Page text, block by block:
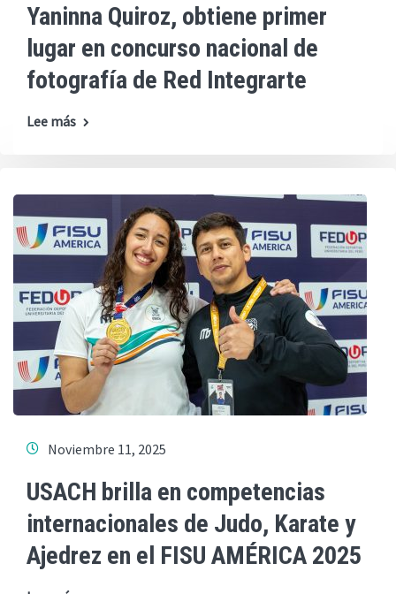
Yaninna Quiroz, obtiene primer
lugar en concurso nacional de
fotografía de Red Integrarte
Lee más
Noviembre 11, 2025
USACH brilla en competencias
internacionales de Judo, Karate y
Ajedrez en el FISU AMÉRICA 2025